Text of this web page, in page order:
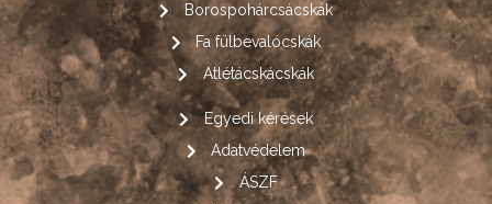
Borospohárcsácskák
Fa fülbevalócskák
Atlétácskácskák
Egyedi kérések
Adatvédelem
ÁSZF